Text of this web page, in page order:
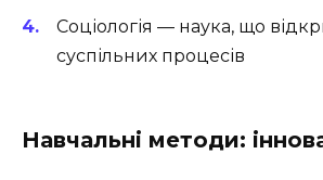
Соціологія — наука, що
суспільних процесів
Навчальні методи: